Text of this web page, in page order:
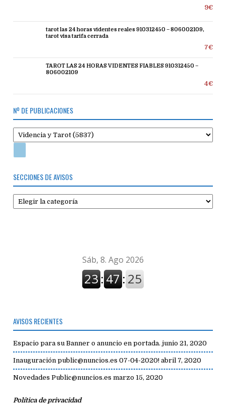
9€
tarot las 24 horas videntes reales 910312450 – 806002109,
tarot visa tarifa cerrada
7€
TAROT LAS 24 HORAS VIDENTES FIABLES 910312450 –
806002109
4€
Nº DE PUBLICACIONES
SECCIONES DE AVISOS
Secciones
de
AVISOS RECIENTES
Espacio para su Banner o anuncio en portada. junio 21, 2020
Inauguración public@nuncios.es 07-04-2020! abril 7, 2020
Novedades Public@nuncios.es marzo 15, 2020
Política de privacidad